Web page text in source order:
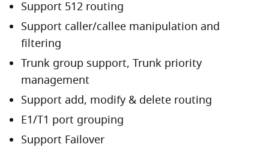
Support 512 routing
Support caller/callee manipulation and
filtering
Trunk group support, Trunk priority
management
Support add, modify & delete routing
E1/T1 port grouping
Support Failover